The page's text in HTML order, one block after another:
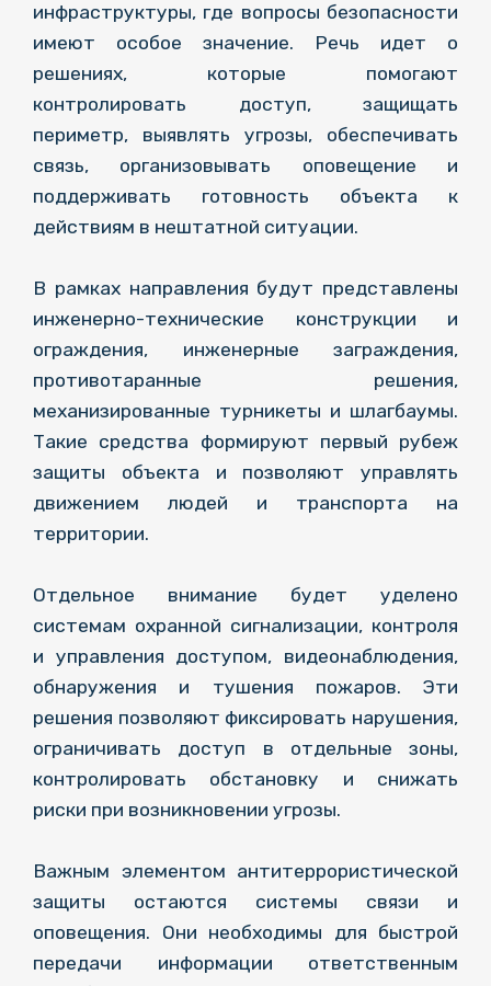
инфраструктуры, где вопросы безопасности
имеют особое значение. Речь идет о
решениях, которые помогают
контролировать доступ, защищать
периметр, выявлять угрозы, обеспечивать
связь, организовывать оповещение и
поддерживать готовность объекта к
действиям в нештатной ситуации.
В рамках направления будут представлены
инженерно-технические конструкции и
ограждения, инженерные заграждения,
противотаранные решения,
механизированные турникеты и шлагбаумы.
Такие средства формируют первый рубеж
защиты объекта и позволяют управлять
движением людей и транспорта на
территории.
Отдельное внимание будет уделено
системам охранной сигнализации, контроля
и управления доступом, видеонаблюдения,
обнаружения и тушения пожаров. Эти
решения позволяют фиксировать нарушения,
ограничивать доступ в отдельные зоны,
контролировать обстановку и снижать
риски при возникновении угрозы.
Важным элементом антитеррористической
защиты остаются системы связи и
оповещения. Они необходимы для быстрой
передачи информации ответственным